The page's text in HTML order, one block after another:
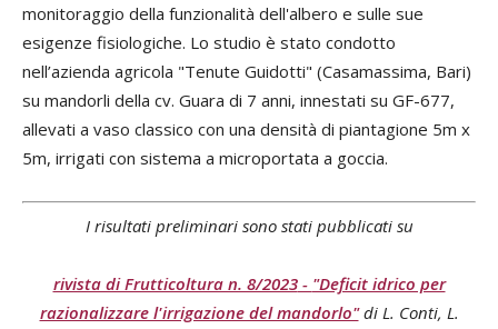
monitoraggio della funzionalità dell'albero e sulle sue
esigenze fisiologiche. Lo studio è stato condotto
nell’azienda agricola "Tenute Guidotti" (Casamassima, Bari)
su mandorli della cv. Guara di 7 anni, innestati su GF-677,
allevati a vaso classico con una densità di piantagione 5m x
5m, irrigati con sistema a microportata a goccia.
I risultati preliminari sono stati pubblicati su
rivista di Frutticoltura n. 8/2023- "Deficit idrico per
razionalizzare l'irrigazione del mandorlo" di L. Conti, L.